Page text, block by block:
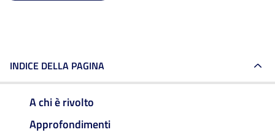
INDICE DELLA PAGINA
A chi è rivolto
Approfondimenti